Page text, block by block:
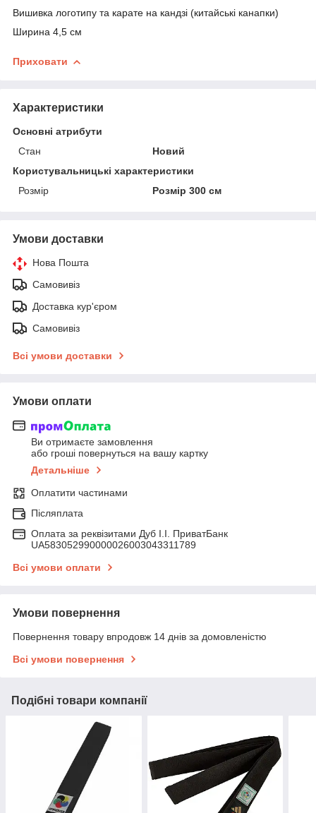
Вишивка логотипу та карате на кандзі (китайські канапки)
Ширина 4,5 см
Приховати
Характеристики
Основні атрибути
Стан
Новий
Користувальницькі характеристики
Розмір
Розмір 300 см
Умови доставки
Нова Пошта
Самовивіз
Доставка кур'єром
Самовивіз
Всі умови доставки
Умови оплати
Ви отримаєте замовлення
або гроші повернуться на вашу картку
Детальніше
Оплатити частинами
Післяплата
Оплата за реквізитами Дуб І.І. ПриватБанк
UA583052990000026003043311789
Всі умови оплати
Умови повернення
Повернення товару впродовж 14 днів за домовленістю
Всі умови повернення
Подібні товари компанії